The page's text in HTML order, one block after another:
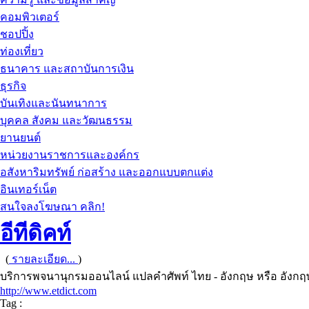
คอมพิวเตอร์
ชอปปิ้ง
ท่องเที่ยว
ธนาคาร และสถาบันการเงิน
ธุรกิจ
บันเทิงและนันทนาการ
บุคคล สังคม และวัฒนธรรม
ยานยนต์
หน่วยงานราชการและองค์กร
อสังหาริมทรัพย์ ก่อสร้าง และออกแบบตกแต่ง
อินเทอร์เน็ต
สนใจลงโฆษณา คลิก!
อีทีดิคท์
( รายละเอียด... )
บริการพจนานุกรมออนไลน์ แปลคำศัพท์ ไทย - อังกฤษ หรือ อังกฤ
http://www.etdict.com
Tag :